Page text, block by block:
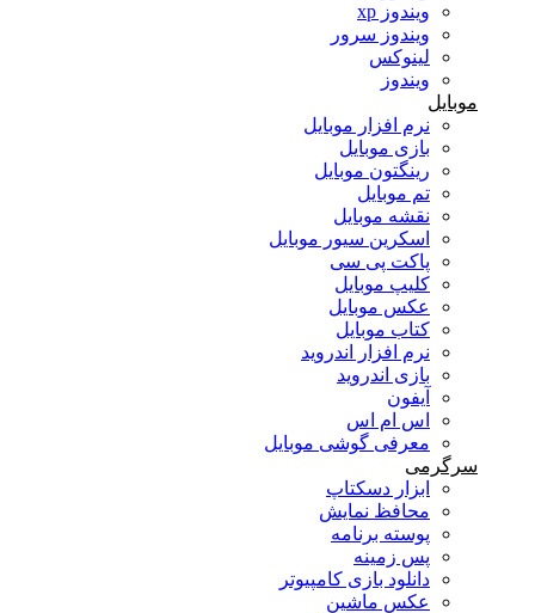
ویندوز xp
ویندوز سرور
لینوکس
ویندوز
موبایل
نرم افزار موبایل
بازی موبایل
رینگتون موبایل
تم موبایل
نقشه موبایل
اسکرین سیور موبایل
پاکت پی سی
کلیپ موبایل
عکس موبایل
کتاب موبایل
نرم افزار اندروید
بازی اندروید
آیفون
اس ام اس
معرفی گوشی موبایل
سرگرمی
ابزار دسکتاپ
محافظ نمایش
پوسته برنامه
پس زمینه
دانلود بازی کامپیوتر
عکس ماشین